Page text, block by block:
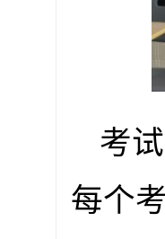
考
每个